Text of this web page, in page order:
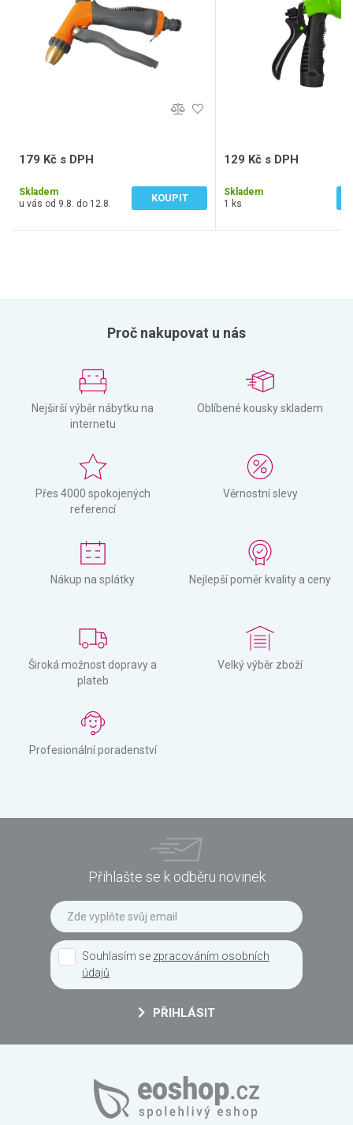
179 Kč s DPH
Skladem
u vás od 9.8. do 12.8.
KOUPIT
129 Kč s DPH
Skladem
1 ks
Proč nakupovat u nás
Nejširší výběr nábytku na
internetu
Oblíbené kousky skladem
Přes 4000 spokojených
referencí
Věrnostní slevy
Nákup na splátky Nejlepší poměr kvality a ceny
Široká možnost dopravy a
plateb
Velký výběr zboží
Profesionální poradenství
Přihlašte se k odběru novinek
Souhlasím se zpracováním osobních
údajů
PŘIHLÁSIT